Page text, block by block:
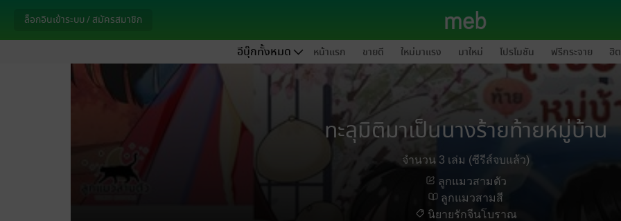
ล็อกอินเข้าระบบ / สมัครสมาชิก
อีบุ๊กทั้งหมด หน้าแรก ขายดี ใหม่มาแรง มาใหม่ โปรโมชัน ฟรีกระจาย ฮิ
ทะลุมิติมาเป็นนางร้ายท้ายหมู่บ้าน
จำนวน 3 เล่ม (ซีรีส์จบแล้ว)
ลูกแมวสามตัว
ลูกแมวสามสี
นิยายรักจีนโบราณ